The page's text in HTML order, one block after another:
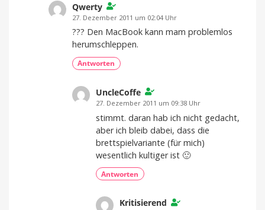
Qwerty
27. Dezember 2011 um 02:04 Uhr
??? Den MacBook kann mam problemlos
herumschleppen.
Antworten
UncleCoffe
27. Dezember 2011 um 09:38 Uhr
stimmt. daran hab ich nicht gedacht,
aber ich bleib dabei, dass die
brettspielvariante (für mich)
wesentlich kultiger ist 🙂
Antworten
Kritisierend